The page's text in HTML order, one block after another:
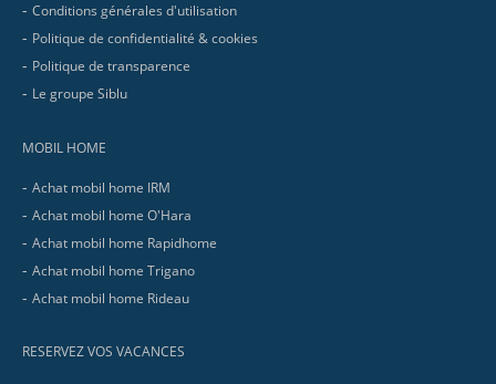
Conditions générales d'utilisation
Politique de confidentialité & cookies
Politique de transparence
Le groupe Siblu
MOBIL HOME
Achat mobil home IRM
Achat mobil home O'Hara
Achat mobil home Rapidhome
Achat mobil home Trigano
Achat mobil home Rideau
RESERVEZ VOS VACANCES